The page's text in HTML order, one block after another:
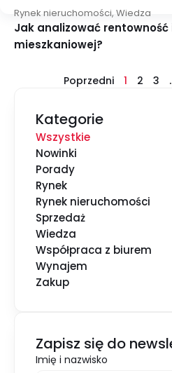
Rynek nieruchomości, Wiedza
Jak analizować
mieszkaniowej?
Poprzedni 1 2 3
Kategorie
Nowinki
Porady
Rynek
Rynek nieruchomości
Sprzedaż
Wiedza
Współpraca z biurem
Wynajem
Zakup
Wszystkie
Zapisz się do
Imię i nazwisko